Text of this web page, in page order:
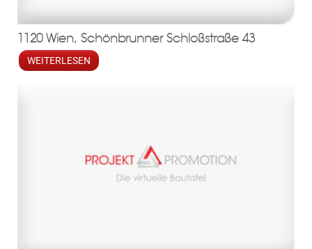
1120 Wien, Schönbrunner Schloßstraße 43
WEITERLESEN